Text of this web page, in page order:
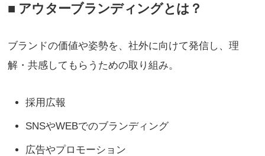
■ アウターブランディングとは？
ブランドの価値や姿勢を、社外に向けて発信し、理
解・共感してもらうための取り組み。
採用広報
SNSやWEBでのブランディング
広告やプロモーション